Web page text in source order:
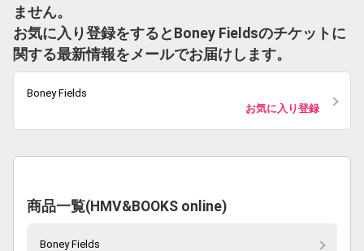
ません。
お気に入り登録をするとBoney Fieldsのチケットに
関する最新情報をメールでお届けします。
Boney Fields
お気に入り登録
商品一覧(HMV&BOOKS online)
Boney Fields